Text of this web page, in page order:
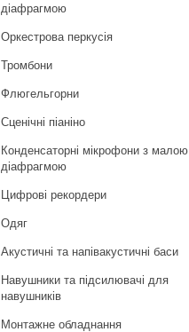
діафрагмою
Оркестрова перкусія
Тромбони
Флюгельгорни
Сценічні піаніно
Конденсаторні мікрофони з малою
діафрагмою
Цифрові рекордери
Одяг
Акустичні та напівакустичні баси
Навушники та підсилювачі для
навушників
Монтажне обладнання